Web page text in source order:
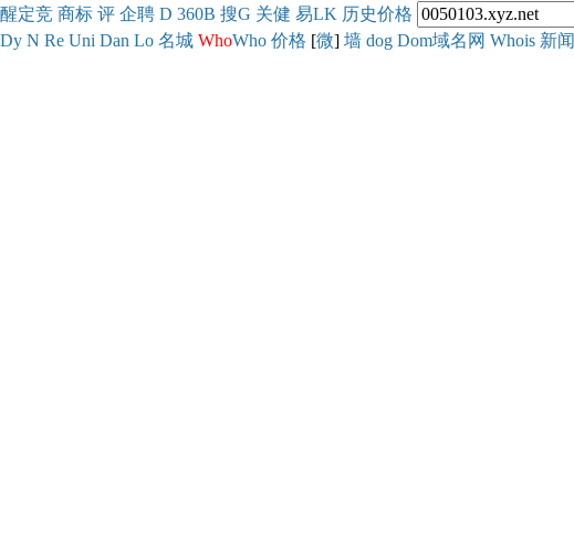
醒定竞 商标 评 企聘 D 360B 搜G 关健 易LK 历史价格
Dy N Re Uni Dan Lo 名城 WhoWho 价格 [微] 墙 dog Dom域名网 Whois 新闻